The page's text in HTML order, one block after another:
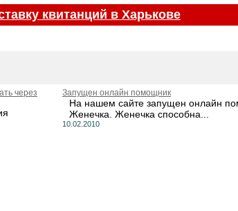
квитанций в Харькове
через
Запущен онлайн помощник
На нашем сайте запущен онлайн
Женечка. Женечка способна...
10.02.2010